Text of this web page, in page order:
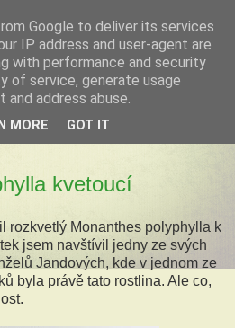
okny
která s námi může žít v bytě,
nebo také starostem.
kvetoucí
rozkvetlý Monanthes polyphylla k
jsem navštívil jedny ze svých
Jandových, kde v jednom ze
byla právě tato rostlina. Ale co,
Google to deliver its services
IP address and user-agent are
with performance and security
of service, generate usage
address abuse.
MORE GOT IT